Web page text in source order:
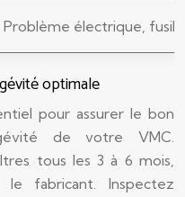
Problème électrique,
optimale
pour assurer le bon
de votre VMC.
tous les 3 à 6 mois,
fabricant. Inspectez